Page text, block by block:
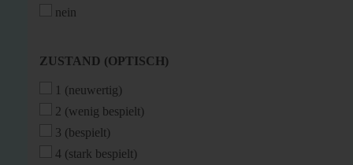
nein
ZUSTAND
ZUSTAND (OPTISCH)
1 (neuwertig)
2 (wenig bespielt)
3 (bespielt)
4 (stark bespielt)